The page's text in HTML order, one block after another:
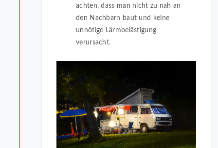
achten, dass man nicht zu nah an
den Nachbarn baut und keine
unnötige Lärmbelästigung
verursacht.